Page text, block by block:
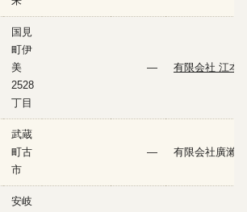
国見
町伊
美
2528
丁目
— 有限会社 江本
武蔵
町古
市
— 有限会社廣瀨
安岐